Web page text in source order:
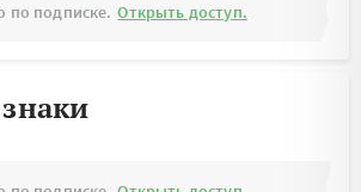
по подписке. Открыть доступ.